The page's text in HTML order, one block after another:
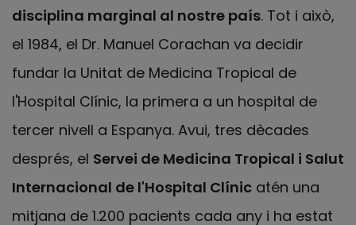
disciplina marginal al nostre país. Tot i això,
el 1984, el Dr. Manuel Corachan va decidir
fundar la Unitat de Medicina Tropical de
l'Hospital Clínic, la primera a un hospital de
tercer nivell a Espanya. Avui, tres dècades
després, el Servei de Medicina Tropical i Salut
Internacional de l'Hospital Clínic atén una
mitjana de 1.200 pacients cada any i ha estat